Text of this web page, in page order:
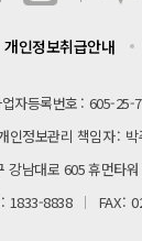
개인정보취급안내
자등록번호 605-25-
인정보관리 책임자
강남대로 605 휴먼타
1833-8838 FAX